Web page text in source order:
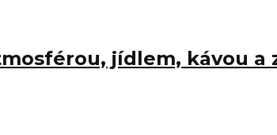
jídlem, kávou a